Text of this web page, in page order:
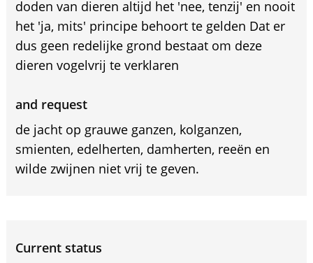
doden van dieren altijd het 'nee, tenzij' en nooit
het 'ja, mits' principe behoort te gelden Dat er
dus geen redelijke grond bestaat om deze
dieren vogelvrij te verklaren
and request
de jacht op grauwe ganzen, kolganzen,
smienten, edelherten, damherten, reeën en
wilde zwijnen niet vrij te geven.
Current status